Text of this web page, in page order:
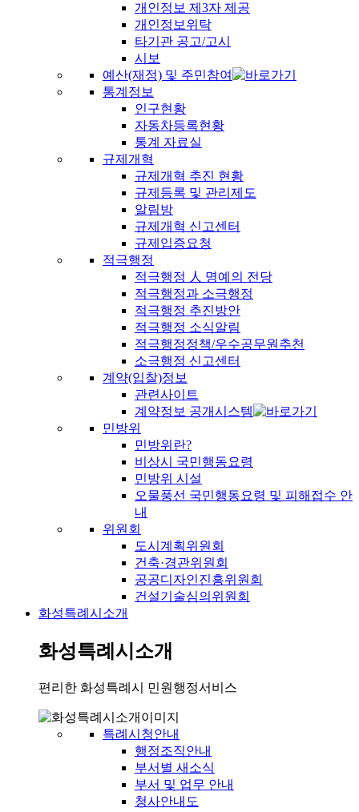
개인정보 제3자 제공
개인정보위탁
타기관 공고/고시
시보
예산(재정) 및 주민참여
통계정보
인구현황
자동차등록현황
통계 자료실
규제개혁
규제개혁 추진 현황
규제등록 및 관리제도
알림방
규제개혁 신고센터
규제입증요청
적극행정
적극행정 人 명예의 전당
적극행정과 소극행정
적극행정 추진방안
적극행정 소식알림
적극행정정책/우수공무원추천
소극행정 신고센터
계약(입찰)정보
관련사이트
계약정보 공개시스템
민방위
민방위란?
비상시 국민행동요령
민방위 시설
오물풍선 국민행동요령 및 피해접수 안
내
위원회
도시계획위원회
건축·경관위원회
공공디자인진흥위원회
건설기술심의위원회
화성특례시소개
화성특례시소개
편리한 화성특례시 민원행정서비스
특례시청안내
행정조직안내
부서별 새소식
부서 및 업무 안내
청사안내도